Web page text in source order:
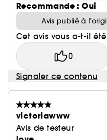
Recommande : Oui
Avis publié à
Cet avis vous a-t-il
0
Signaler ce contenu
victoriawww
Avis de testeur